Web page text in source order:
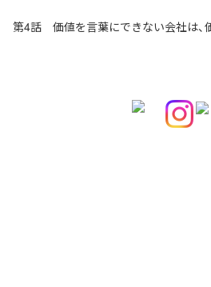
第4話 価値を言葉にできない会社は、